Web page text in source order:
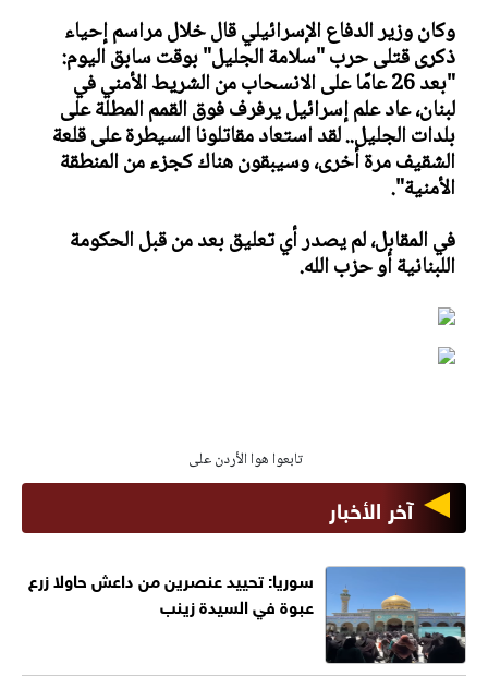
وكان وزير الدفاع الإسرائيلي قال خلال مراسم إحياء
ذكرى قتلى حرب "سلامة الجليل" بوقت سابق اليوم:
"بعد 26 عامًا على الانسحاب من الشريط الأمني في
لبنان، عاد علم إسرائيل يرفرف فوق القمم المطلة على
بلدات الجليل.. لقد استعاد مقاتلونا السيطرة على قلعة
الشقيف مرة أخرى، وسيبقون هناك كجزء من المنطقة
الأمنية".
في المقابل، لم يصدر أي تعليق بعد من قبل الحكومة
اللبنانية أو حزب الله.
تابعوا هوا الأردن على
آخر الأخبار
سوريا: تحييد عنصرين من داعش حاولا زرع
عبوة في السيدة زينب